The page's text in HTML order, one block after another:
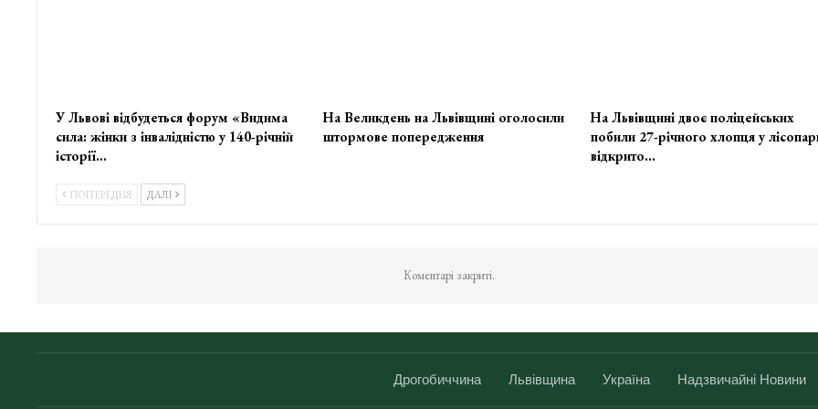
У Львові відбудеться форум «Видима
сила: жінки з інвалідністю у 140-річній
історії…
На Великдень на Львівщині оголосили
штормове попередження
На Львівщині двоє поліцейських
побили 27-річного хлопця у
відкрито…
ПОПЕРЕДНЯ ДАЛІ
Коментарі закриті.
Дрогобиччина Львівщина Україна Надзвичайні Новини